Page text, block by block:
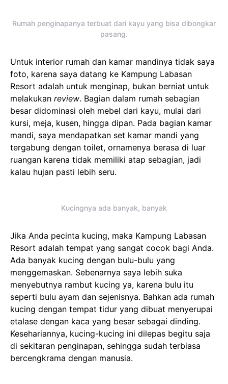
Rumah penginapanya terbuat dari kayu yang bisa dibongkar
pasang.
Untuk interior rumah dan kamar mandinya tidak saya
foto, karena saya datang ke Kampung Labasan
Resort adalah untuk menginap, bukan berniat untuk
melakukan review. Bagian dalam rumah sebagian
besar didominasi oleh mebel dari kayu, mulai dari
kursi, meja, kusen, hingga dipan. Pada bagian kamar
mandi, saya mendapatkan set kamar mandi yang
tergabung dengan toilet, ornamenya berasa di luar
ruangan karena tidak memiliki atap sebagian, jadi
kalau hujan pasti lebih seru.
Kucingnya ada banyak, banyak
Jika Anda pecinta kucing, maka Kampung Labasan
Resort adalah tempat yang sangat cocok bagi Anda.
Ada banyak kucing dengan bulu-bulu yang
menggemaskan. Sebenarnya saya lebih suka
menyebutnya rambut kucing ya, karena bulu itu
seperti bulu ayam dan sejenisnya. Bahkan ada rumah
kucing dengan tempat tidur yang dibuat menyerupai
etalase dengan kaca yang besar sebagai dinding.
Kesehariannya, kucing-kucing ini dilepas begitu saja
di sekitaran penginapan, sehingga sudah terbiasa
bercengkrama dengan manusia.